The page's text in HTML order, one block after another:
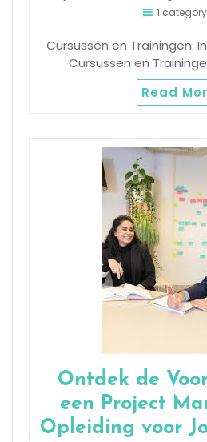
1 category
Cursussen en Trainingen:
Cursussen en
Read
Ontdek de
een Project
Opleiding voor